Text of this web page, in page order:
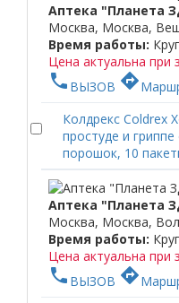
Аптека "Планета
Москва, Москва,
Время работы:
Цена актуальна при
phone ВЫЗОВ directions
Колдрекс Coldrex
простуде и
порошок, 10
Аптека "Планета
Москва, Москва,
Время работы:
Цена актуальна при
phone ВЫЗОВ directions